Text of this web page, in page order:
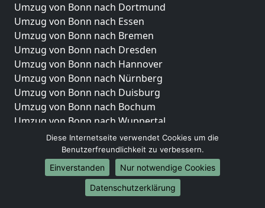
Umzug von Bonn nach Dortmund
Umzug von Bonn nach Essen
Umzug von Bonn nach Bremen
Umzug von Bonn nach Dresden
Umzug von Bonn nach Hannover
Umzug von Bonn nach Nürnberg
Umzug von Bonn nach Duisburg
Umzug von Bonn nach Bochum
Umzug von Bonn nach Wuppertal
Umzug von Bonn nach Bielefeld
Umzug von Bonn nach Bonn
Umzug von Bonn nach Münster
Internationale-Umzüge
Diese Internetseite verwendet Cookies um die
Benutzerfreundlichkeit zu verbessern.
Einverstanden
Nur notwendige Cookies
Datenschutzerklärung